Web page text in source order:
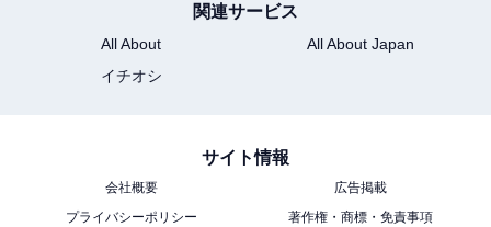
関連サービス
All About
All About Japan
イチオシ
サイト情報
会社概要
広告掲載
プライバシーポリシー
著作権・商標・免責事項